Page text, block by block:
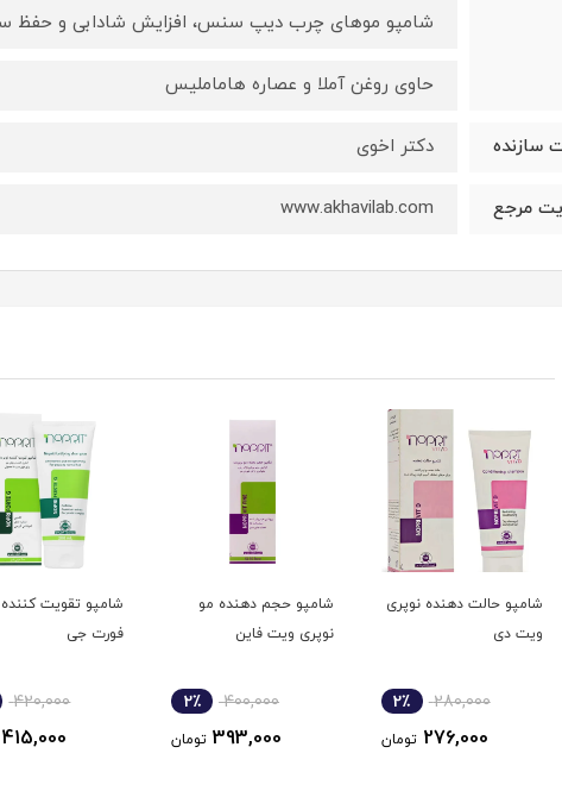
شامپو موهای چرب دیپ سنس، افزایش شادابی و حفظ
حاوی روغن آملا و عصاره هاماملیس
سازنده دکتر اخوی
مرجع www.akhavilab.com
شامپو حالت دهنده نوپری
ویت دی
280,000 2٪
276,000 تومان
شامپو حجم دهنده مو
نوپری ویت فاین
400,000 2٪
393,000 تومان
شامپو تقویت کننده
فورت جی
420,000
415,000